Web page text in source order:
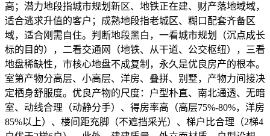
高；潜力地段指城市规划新区、地铁正在建、财产落地域域，
适合逃求升值的客户；成熟地段指老城区、糊口配套齐备区
域，适合刚需自住。判断地段黑白，一看城市规划（沉点成长
标的目的），二看交通网（地铁、从干道、公交枢纽），三看
地盘稀缺性，市核心地盘不成复制，永久是优良房产的根本。
室第产物分高层、小高层、洋房、叠拼、别墅，产物力间接决
定栖身舒服度。优良产物的尺度：户型朴直、南北通透、无暗
室、动线合理（动静分手）、得房率高（高层75%-80%，洋房
85%以上）、楼间距充脚（不遮挡采光）、梯户比合理（2梯4